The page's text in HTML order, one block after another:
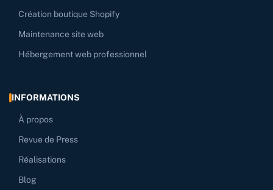
Création boutique Shopify
Maintenance site web
Hébergement web professionnel
INFORMATIONS
À propos
Revue de Press
Réalisations
Blog